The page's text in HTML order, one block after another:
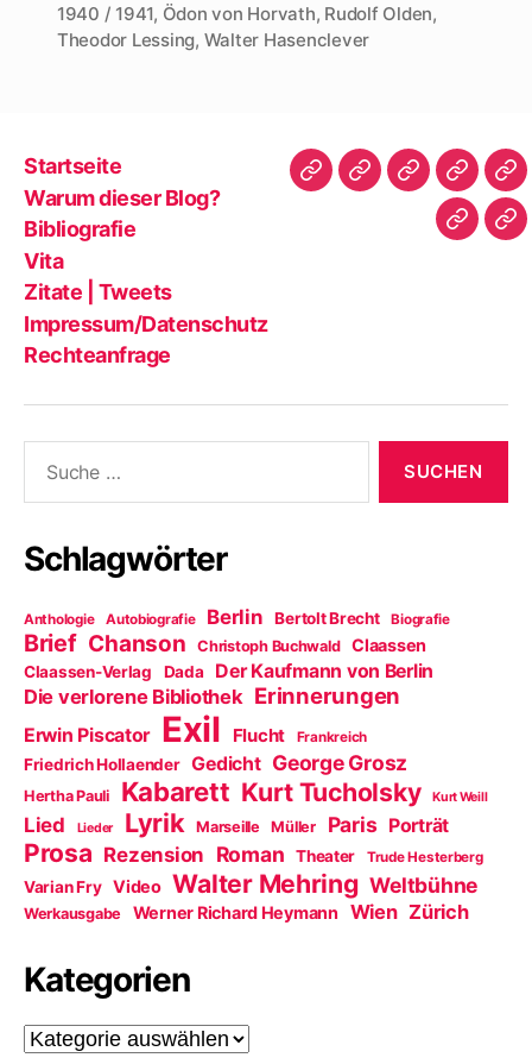
1940 / 1941, Ödon von Horvath, Rudolf Olden,
Theodor Lessing, Walter Hasenclever
Startseite
Warum dieser Blog?
Bibliografie
Vita
Zitate | Tweets
Impressum/Datenschutz
Rechteanfrage
Startseite
WarumBibliografie
Vita
|
nach:
Schlagwörter
Anthologie Autobiografie Berlin Bertolt Brecht Biografie
Brief Chanson Christoph Buchwald Claassen
Claassen-Verlag Dada Der Kaufmann von Berlin
Die verlorene Bibliothek Erinnerungen
Erwin Piscator Exil Flucht Frankreich
Friedrich Hollaender Gedicht George Grosz
Hertha Pauli Kabarett Kurt Tucholsky Kurt Weill
Lied Lieder Lyrik Marseille Müller Paris Porträt
Prosa Rezension Roman Theater Trude Hesterberg
Varian Fry Video Walter Mehring Weltbühne
Werkausgabe Werner Richard Heymann Wien Zürich
Kategorien
Kategorien